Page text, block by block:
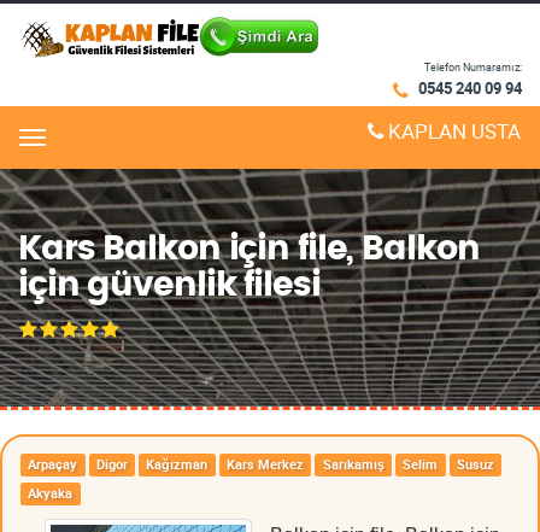
Telefon Numaramız:
0545 240 09 94
Menu KAPLAN USTA
Kars Balkon için file, Balkon
için güvenlik filesi
Arpaçay Digor Kağızman Kars Merkez Sarıkamış Selim
Susuz
Akyaka